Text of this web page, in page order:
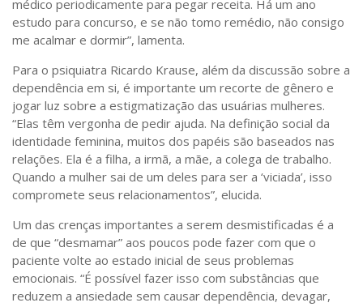
médico periodicamente para pegar receita. Há um ano
estudo para concurso, e se não tomo remédio, não consigo
me acalmar e dormir”, lamenta.
Para o psiquiatra Ricardo Krause, além da discussão sobre a
dependência em si, é importante um recorte de gênero e
jogar luz sobre a estigmatização das usuárias mulheres.
“Elas têm vergonha de pedir ajuda. Na definição social da
identidade feminina, muitos dos papéis são baseados nas
relações. Ela é a filha, a irmã, a mãe, a colega de trabalho.
Quando a mulher sai de um deles para ser a ‘viciada’, isso
compromete seus relacionamentos”, elucida.
Um das crenças importantes a serem desmistificadas é a
de que “desmamar” aos poucos pode fazer com que o
paciente volte ao estado inicial de seus problemas
emocionais. “É possível fazer isso com substâncias que
reduzem a ansiedade sem causar dependência, devagar,